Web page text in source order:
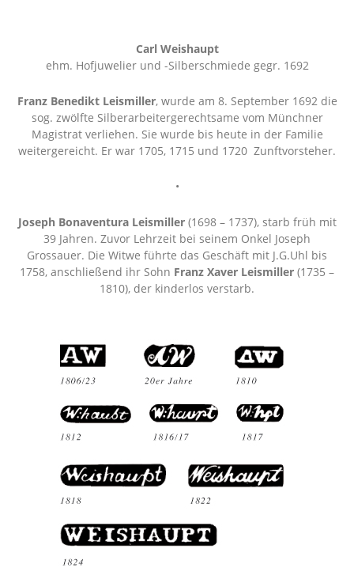
Carl Weishaupt
ehm. Hofjuwelier und -Silberschmiede gegr. 1692
Franz Benedikt Leismiller, wurde am 8. September 1692 die
sog. zwölfte Silberarbeitergerechtsame vom Münchner
Magistrat verliehen. Sie wurde bis heute in der Familie
weitergereicht. Er war 1705, 1715 und 1720 Zunftvorsteher.
•
Joseph Bonaventura Leismiller(1698 – 1737), starb früh mit
39 Jahren. Zuvor Lehrzeit bei seinem Onkel Joseph
Grossauer. Die Witwe führte das Geschäft mit J.G.Uhl bis
1758, anschließend ihr Sohn Franz Xaver Leismiller (1735 –
1810), der kinderlos verstarb.